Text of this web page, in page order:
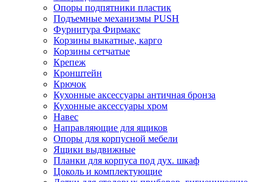
Опоры подпятники пластик
Подъемные механизмы PUSH
Фурнитура Фирмакс
Корзины выкатные, карго
Корзины сетчатые
Крепеж
Кронштейн
Крючок
Кухонные аксессуары античная бронза
Кухонные аксессуары хром
Навес
Направляющие для ящиков
Опоры для корпусной мебели
Ящики выдвижные
Планки для корпуса под дух. шкаф
Цоколь и комплектующие